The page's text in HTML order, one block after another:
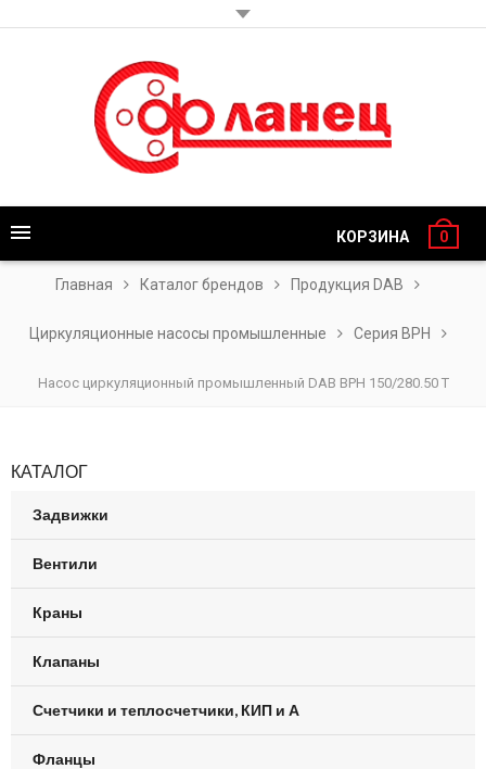
КОРЗИНА 0
Главная Каталог брендов Продукция DAB
Циркуляционные насосы промышленные Серия BPH
Насос циркуляционный промышленный DAB BPH 150/280.50 T
КАТАЛОГ
Задвижки
Вентили
Краны
Клапаны
Счетчики и теплосчетчики, КИП и А
Фланцы